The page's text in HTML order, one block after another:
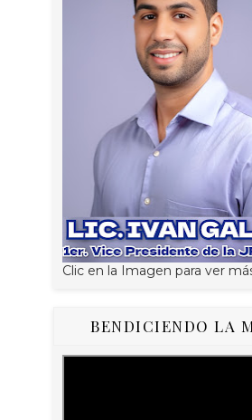
Clic en la Imagen para ver
BENDICIENDO LA